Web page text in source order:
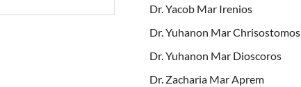
Dr. Yacob Mar Irenios
Dr. Yuhanon Mar Chrisostomos
Dr. Yuhanon Mar Dioscoros
Dr. Zacharia Mar Aprem